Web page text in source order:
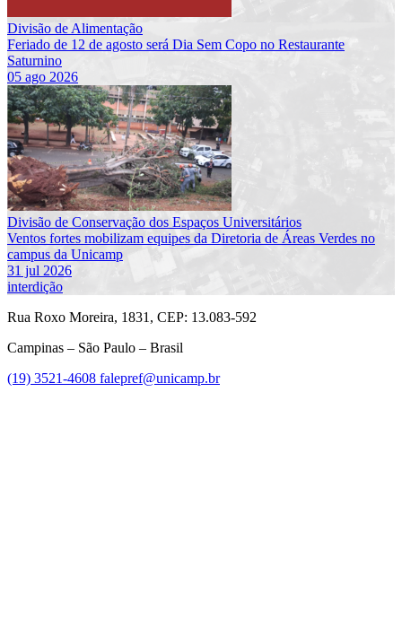
Divisão de Alimentação
Feriado de 12 de agosto será Dia Sem Copo no Restaurante
Saturnino
05 ago 2026
Divisão de Conservação dos Espaços Universitários
Ventos fortes mobilizam equipes da Diretoria de Áreas Verdes no
campus da Unicamp
31 jul 2026
interdição
Rua Roxo Moreira, 1831, CEP: 13.083-592
Campinas – São Paulo – Brasil
(19) 3521-4608 falepref@unicamp.br